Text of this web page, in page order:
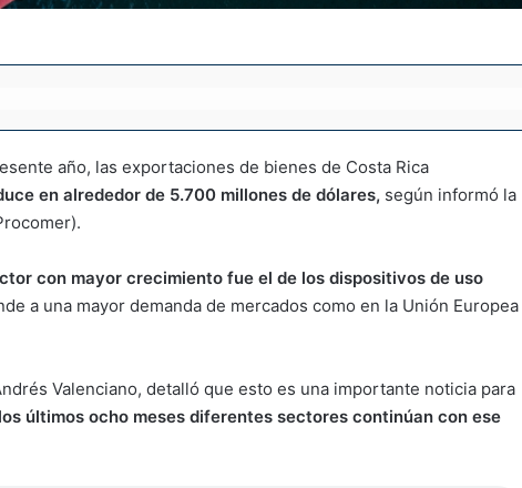
año, las exportaciones de bienes de Costa Rica
en alrededor de 5.700 millones de dólares, según informó la
con mayor crecimiento fue el de los dispositivos de uso
a una mayor demanda de mercados como en la Unión Europea
Valenciano, detalló que esto es una importante noticia para
últimos ocho meses diferentes sectores continúan con ese